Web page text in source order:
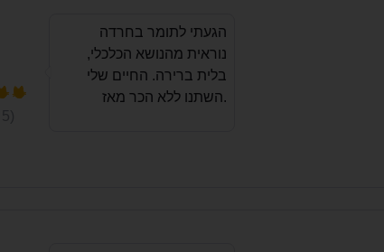
הגעתי לתומר בחרדה
נוראית מהנושא הכלכלי,
בלית ברירה. החיים שלי
השתנו ללא הכר מאז.